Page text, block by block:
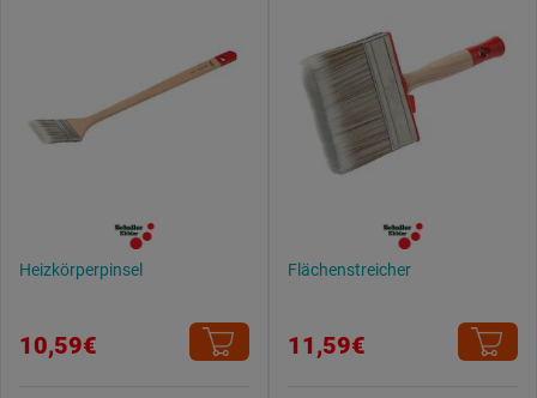
Heizkörperpinsel
10,59€
Flächenstreicher
11,59€